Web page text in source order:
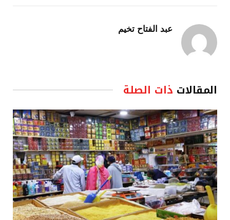
عبد الفتاح تخيم
المقالات ذات الصلة